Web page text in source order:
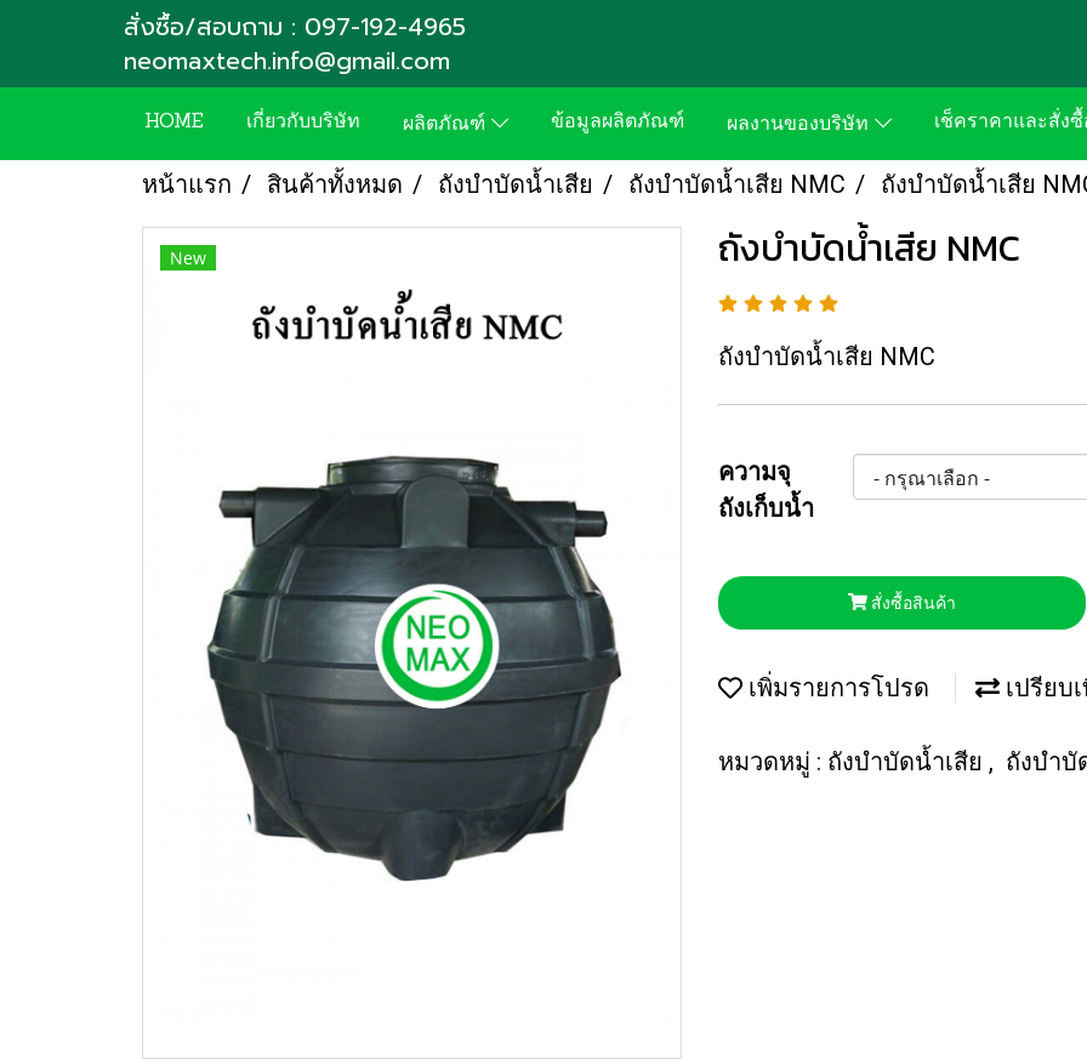
สั่งซื้อ/สอบถาม : 097-192-4965
neomaxtech.info@gmail.com
HOME เกี่ยวกับบริษัท ผลิตภัณฑ์ ข้อมูลผลิตภัณฑ์ ผลงานของบริษัท เช็คราคาและสั่ง
หน้าแรก สินค้าทั้งหมด ถังบำบัดน้ำเสีย ถังบำบัดน้ำเสีย NMC ถังบำบัดน้ำเสีย
New ถังบำบัดน้ำเสีย NMC
ถังบำบัดน้ำเสีย NMC
ความจุ
ถังเก็บน้ำ
สั่งซื้อสินค้า
เพิ่มรายการโปรด เปรียบ
หมวดหมู่ : ถังบำบัดน้ำเสีย , ถังบำบั